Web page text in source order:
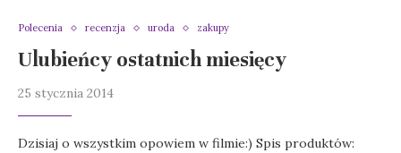
Polecenia recenzja uroda zakupy
Ulubieńcy ostatnich miesięcy
25 stycznia 2014
Dzisiaj o wszystkim opowiem w filmie:) Spis produktów: